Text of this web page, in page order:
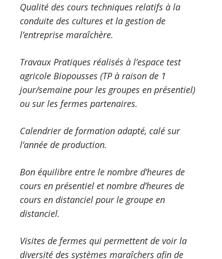
Qualité des cours techniques relatifs à la
conduite des cultures et la gestion de
l’entreprise maraîchère.
Travaux Pratiques réalisés à l’espace test
agricole Biopousses (TP à raison de 1
jour/semaine pour les groupes en présentiel)
ou sur les fermes partenaires.
Calendrier de formation adapté, calé sur
l’année de production.
Bon équilibre entre le nombre d’heures de
cours en présentiel et nombre d’heures de
cours en distanciel pour le groupe en
distanciel.
Visites de fermes qui permettent de voir la
diversité des systèmes maraîchers afin de